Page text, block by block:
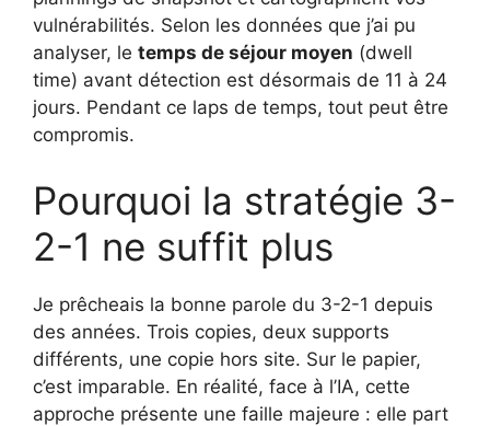
vulnérabilités. Selon les données que j’ai pu
analyser, le temps de séjour moyen (dwell
time) avant détection est désormais de 11 à 24
jours. Pendant ce laps de temps, tout peut être
compromis.
Pourquoi la stratégie 3-
2-1 ne suffit plus
Je prêcheais la bonne parole du 3-2-1 depuis
des années. Trois copies, deux supports
différents, une copie hors site. Sur le papier,
c’est imparable. En réalité, face à l’IA, cette
approche présente une faille majeure : elle part